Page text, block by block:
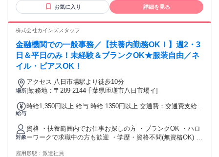
手当＋賞与） 年収420万円（技術経験3年／月給24万円＋残業
手当＋諸手当＋賞与） 年収380万円（技術経験1年／月給22万
円＋残業手当＋諸手当＋賞与） ※年収例、経験内容による
お気に入り 詳細を見る
株式会社カインズスタッフ
金融機関での一般事務／【扶養内勤務OK！】週2・3
日＆平日のみ！未経験＆ブランクOK★服装自由／ネ
イル・ピアスOK！
場所
アクセス 八日市場駅より徒歩10分
[勤務地：〒289-2144千葉県匝瑳市八日市場イ]
給与
時給1,350円以上 給与 時給 1350円以上 交通費：交通費支給 1
対象
資格 ・扶養範囲内でお仕事お探しの方 ・ブランクOK ・ハロ
ーワークで求職中の方も歓迎 ・学歴・資格不問(無資格OK) ＊
雇用形態： 派遣社員